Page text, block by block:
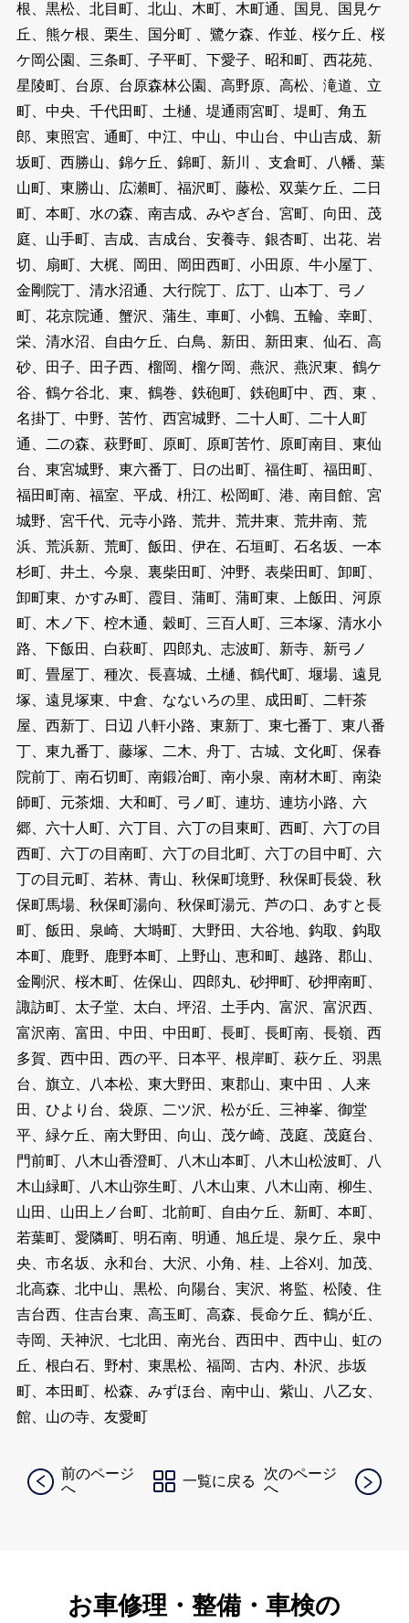
根、黒松、北目町、北山、木町、木町通、国見、国見ケ
丘、熊ケ根、栗生、国分町 、鷺ケ森、作並、桜ケ丘、桜
ケ岡公園、三条町、子平町、下愛子、昭和町、西花苑、
星陵町、台原、台原森林公園、高野原、高松、滝道、立
町、中央、千代田町、土樋、堤通雨宮町、堤町、角五
郎、東照宮、通町、中江、中山、中山台、中山吉成、新
坂町、西勝山、錦ケ丘、錦町、新川 、支倉町、八幡、葉
山町、東勝山、広瀬町、福沢町、藤松、双葉ケ丘、二日
町、本町、水の森、南吉成、みやぎ台、宮町、向田、茂
庭、山手町、吉成、吉成台、安養寺、銀杏町、出花、岩
切、扇町、大梶、岡田、岡田西町、小田原、牛小屋丁、
金剛院丁、清水沼通、大行院丁、広丁、山本丁、弓ノ
町、花京院通、蟹沢、蒲生、車町、小鶴、五輪、幸町、
栄、清水沼、自由ケ丘、白鳥、新田、新田東、仙石、高
砂、田子、田子西、榴岡、榴ケ岡、燕沢、燕沢東、鶴ケ
谷、鶴ケ谷北、東、鶴巻、鉄砲町、鉄砲町中、西、東 、
名掛丁、中野、苦竹、西宮城野、二十人町、二十人町
通、二の森、萩野町、原町、原町苦竹、原町南目、東仙
台、東宮城野、東六番丁、日の出町、福住町、福田町、
福田町南、福室、平成、枡江、松岡町、港、南目館、宮
城野、宮千代、元寺小路、荒井、荒井東、荒井南、荒
浜、荒浜新、荒町、飯田、伊在、石垣町、石名坂、一本
杉町、井土、今泉、裏柴田町、沖野、表柴田町、卸町、
卸町東、かすみ町、霞目、蒲町、蒲町東、上飯田、河原
町、木ノ下、椌木通、穀町、三百人町、三本塚、清水小
路、下飯田、白萩町、四郎丸、志波町、新寺、新弓ノ
町、畳屋丁、種次、長喜城、土樋、鶴代町、堰場、遠見
塚、遠見塚東、中倉、なないろの里、成田町、二軒茶
屋、西新丁、日辺 八軒小路、東新丁、東七番丁、東八番
丁、東九番丁、藤塚、二木、舟丁、古城、文化町、保春
院前丁、南石切町、南鍛冶町、南小泉、南材木町、南染
師町、元茶畑、大和町、弓ノ町、連坊、連坊小路、六
郷、六十人町、六丁目、六丁の目東町、西町、六丁の目
西町、六丁の目南町、六丁の目北町、六丁の目中町、六
丁の目元町、若林、青山、秋保町境野、秋保町長袋、秋
保町馬場、秋保町湯向、秋保町湯元、芦の口、あすと長
町、飯田、泉崎、大塒町、大野田、大谷地、鈎取、鈎取
本町、鹿野、鹿野本町、上野山、恵和町、越路、郡山、
金剛沢、桜木町、佐保山、四郎丸、砂押町、砂押南町、
諏訪町、太子堂、太白、坪沼、土手内、富沢、富沢西、
富沢南、富田、中田、中田町、長町、長町南、長嶺、西
多賀、西中田、西の平、日本平、根岸町、萩ケ丘、羽黒
台、旗立、八本松、東大野田、東郡山、東中田 、人来
田、ひより台、袋原、二ツ沢、松が丘、三神峯、御堂
平、緑ケ丘、南大野田、向山、茂ケ崎、茂庭、茂庭台、
門前町、八木山香澄町、八木山本町、八木山松波町、八
木山緑町、八木山弥生町、八木山東、八木山南、柳生、
山田、山田上ノ台町、北前町、自由ケ丘、新町、本町、
若葉町、愛隣町、明石南、明通、旭丘堤、泉ケ丘、泉中
央、市名坂、永和台、大沢、小角、桂、上谷刈、加茂、
北高森、北中山、黒松、向陽台、実沢、将監、松陵、住
吉台西、住吉台東、高玉町、高森、長命ケ丘、鶴が丘、
寺岡、天神沢、七北田、南光台、西田中、西中山、虹の
丘、根白石、野村、東黒松、福岡、古内、朴沢、歩坂
町、本田町、松森、みずほ台、南中山、紫山、八乙女、
館、山の寺、友愛町
前のページ
へ
一覧に戻る
次のページ
へ
お車修理・整備・車検の